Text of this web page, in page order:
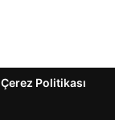
Çerez Politikası